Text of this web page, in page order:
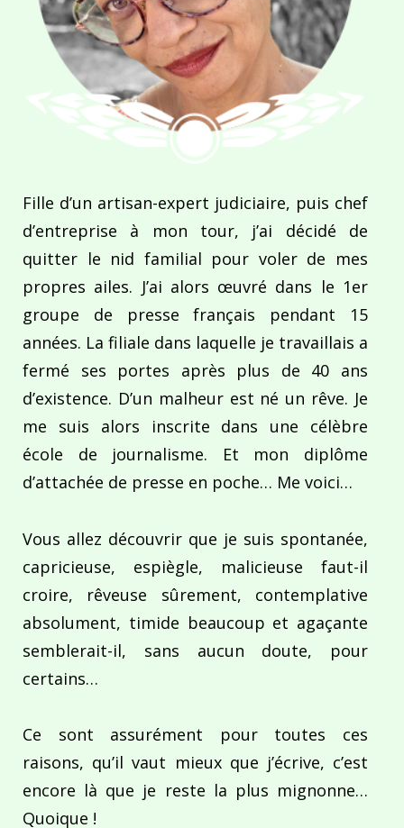
Fille d’un artisan-expert judiciaire, puis chef
d’entreprise à mon tour, j’ai décidé de
quitter le nid familial pour voler de mes
propres ailes. J’ai alors œuvré dans le 1er
groupe de presse français pendant 15
années. La filiale dans laquelle je travaillais a
fermé ses portes après plus de 40 ans
d’existence. D’un malheur est né un rêve. Je
me suis alors inscrite dans une célèbre
école de journalisme. Et mon diplôme
d’attachée de presse en poche… Me voici…
Vous allez découvrir que je suis spontanée,
capricieuse, espiègle, malicieuse faut-il
croire, rêveuse sûrement, contemplative
absolument, timide beaucoup et agaçante
semblerait-il, sans aucun doute, pour
certains…
Ce sont assurément pour toutes ces
raisons, qu’il vaut mieux que j’écrive, c’est
encore là que je reste la plus mignonne…
Quoique !